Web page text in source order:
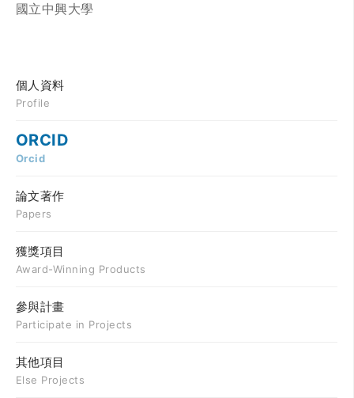
國立中興大學
個人資料
Profile
ORCID
Orcid
論文著作
Papers
獲獎項目
Award-Winning Products
參與計畫
Participate in Projects
其他項目
Else Projects